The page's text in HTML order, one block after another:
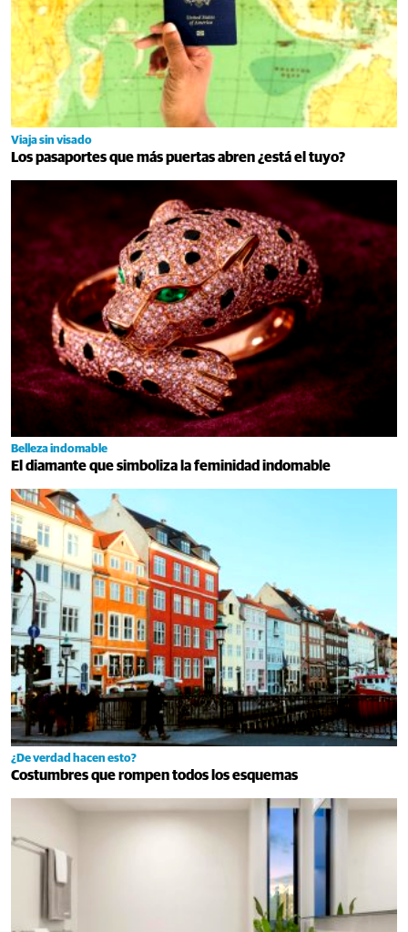
Viaja sin visado
Los pasaportes que más puertas abren ¿está el tuyo?
Belleza indomable
El diamante que simboliza la feminidad indomable
¿De verdad hacen esto?
Costumbres que rompen todos los esquemas